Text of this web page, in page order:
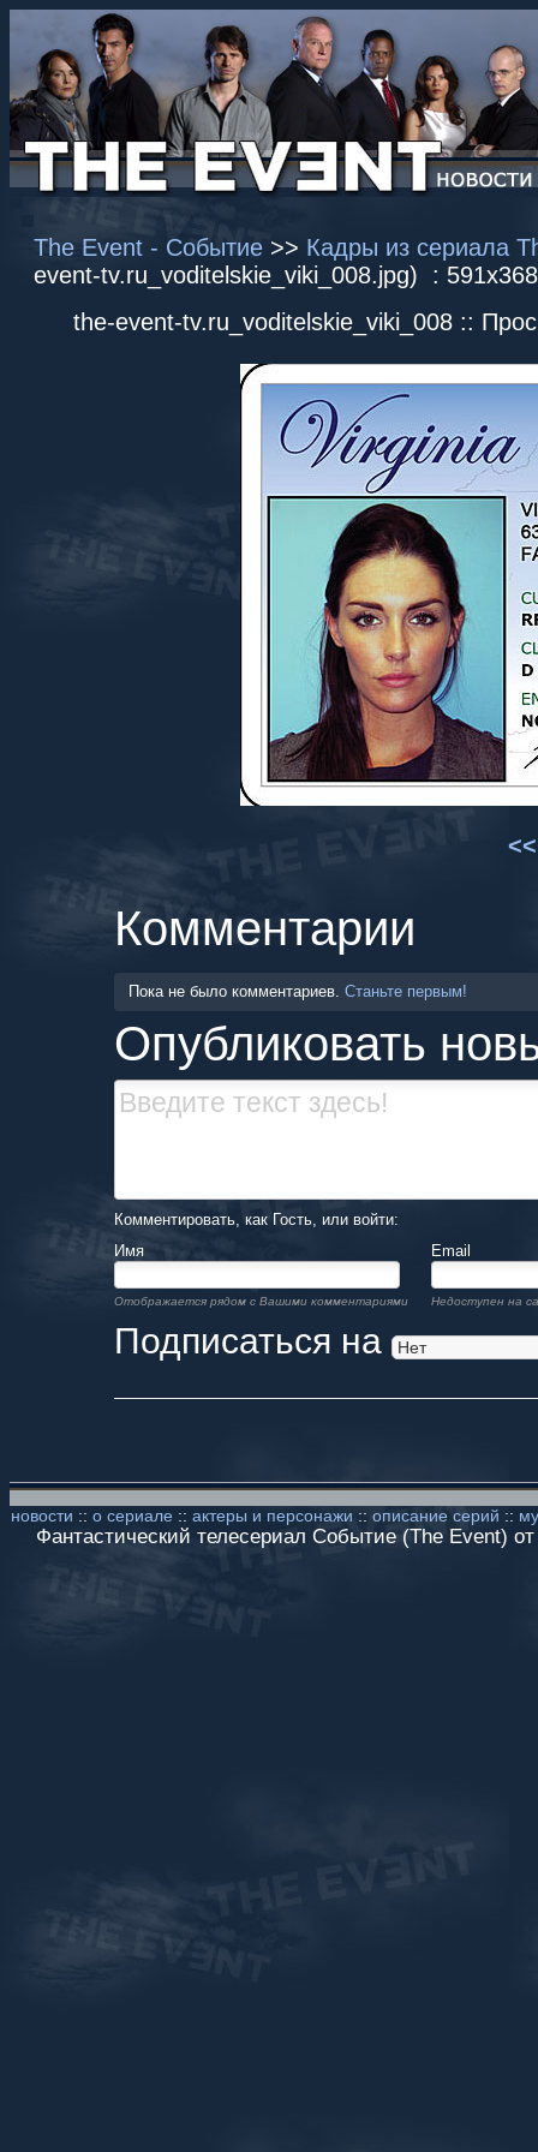
The Event - Событие >> Кадры из сериала
event-tv.ru_voditelskie_viki_008.jpg) :
the-event-tv.ru_voditelskie_viki_008 ::
<<
Комментарии
Пока не было комментариев. Станьте первым!
Опубликовать
Комментировать, как Гость, или войти:
Имя
Email
Отображается рядом с Вашими комментариями Недоступен на
Подписаться на
новости :: о сериале :: актеры и персонажи :: описание серий ::
Фантастический телесериал Событие (The Event)